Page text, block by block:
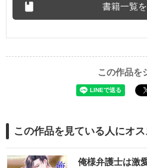
書籍一覧
この作品を
この作品を見ている人にオス
俺様弁護士は激